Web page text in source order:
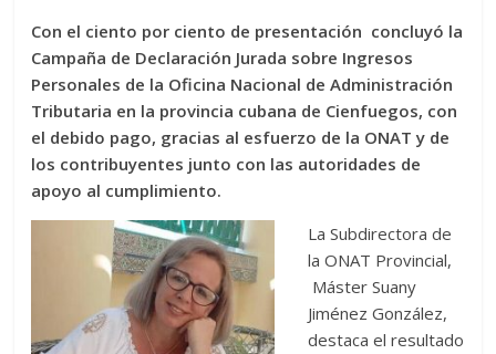
Con el ciento por ciento de presentación concluyó la
Campaña de Declaración Jurada sobre Ingresos
Personales de la Oficina Nacional de Administración
Tributaria en la provincia cubana de Cienfuegos, con
el debido pago, gracias al esfuerzo de la ONAT y de
los contribuyentes junto con las autoridades de
apoyo al cumplimiento.
La Subdirectora de
la ONAT Provincial,
Máster Suany
Jiménez González,
destaca el resultado